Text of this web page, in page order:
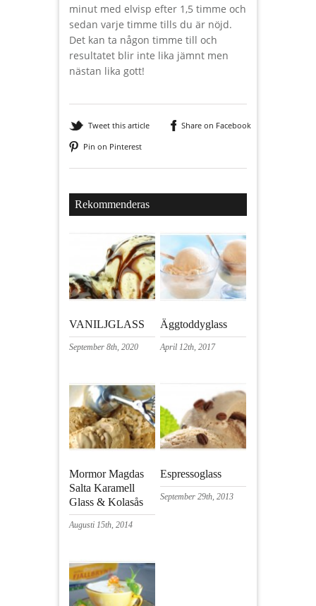
minut med elvisp efter 1,5 timme och
sedan varje timme tills du är nöjd.
Det kan ta någon timme till och
resultatet blir inte lika jämnt men
nästan lika gott!
Tweet this article
Share on Facebook
Pin on Pinterest
Rekommenderas
VANILJGLASS
September 8th, 2020
Äggtoddyglass
April 12th, 2017
Mormor Magdas
Salta Karamell
Glass & Kolasås
Augusti 15th, 2014
Espressoglass
September 29th, 2013